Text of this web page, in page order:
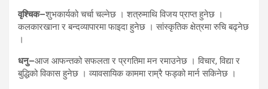
वृश्चिक–शुभकार्यको चर्चा चल्नेछ । शत्रुमाथि विजय प्राप्त हुनेछ ।
कलकारखाना र बन्दव्यापारमा फाइदा हुनेछ । सांस्कृतिक क्षेत्रमा रुचि बढ्नेछ
।
धनु–आज आफन्तको सफलता र प्रगतिमा मन रमाउनेछ । विचार, विद्या र
बुद्धिको विकास हुनेछ । व्यावसायिक काममा राम्रै फड्को मार्न सकिनेछ ।